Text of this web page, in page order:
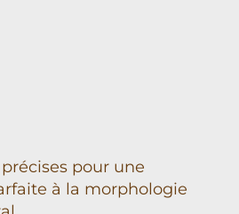
pour une
à la morphologie